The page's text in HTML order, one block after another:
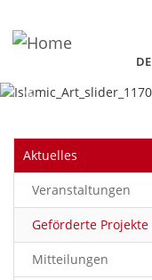
DE
Previous
Aktuelles
Veranstaltungen
Geförderte Projekte
Mitteilungen